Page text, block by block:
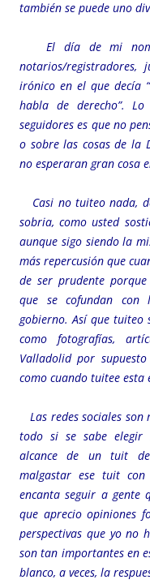
también se puede uno
El día de mi
notarios/
irónico en el que decía
habla de derecho”.
seguidores es que no
o sobre las cosas de la
no esperaran gran cosa
Casi no tuiteo nada,
sobria, como usted
aunque sigo siendo la
más repercusión que
de ser prudente
que se cofundan
gobierno. Así que tuiteo
como fotografías,
Valladolid por
como cuando tuitee esta
Las redes sociales
todo si se sabe elegir
alcance de un tuit
malgastar ese tuit
encanta seguir a gente
que aprecio opiniones
perspectivas que yo no
son tan importantes en
blanco, a veces, la